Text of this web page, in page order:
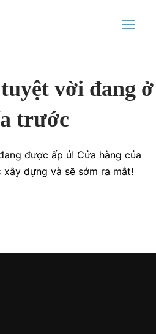
vời đang ở
trước
được ấp ủ! Cửa hàng của
dựng và sẽ sớm ra mắt!